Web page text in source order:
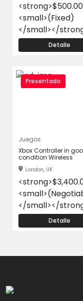
<strong>$500.00
<small>(Fixed)
</small></
Detalle
Presentado
Juegos
Xbox Controller in
condition Wireless
London, UK
</small></
Detalle